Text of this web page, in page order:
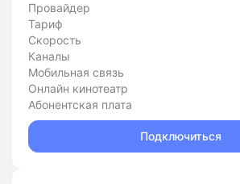
Провайдер
Тариф
Скорость
Каналы
Мобильная связь
Онлайн кинотеатр
Абонентская плата
Подключиться